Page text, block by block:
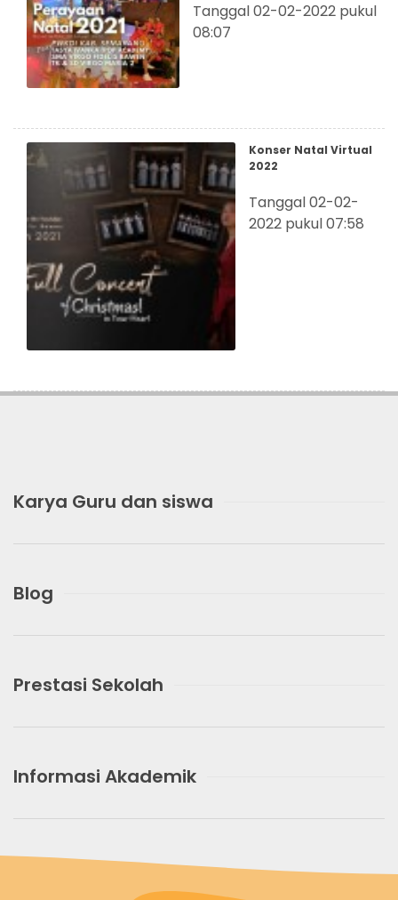
Tanggal 02-02-2022 pukul
08:07
Konser Natal Virtual
2022
Tanggal 02-02-
2022 pukul 07:58
Karya Guru dan siswa
Blog
Prestasi Sekolah
Informasi Akademik